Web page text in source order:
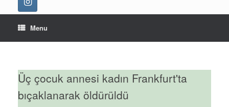
Menu
Üç çocuk annesi kadın Frankfurt'ta
bıçaklanarak öldürüldü